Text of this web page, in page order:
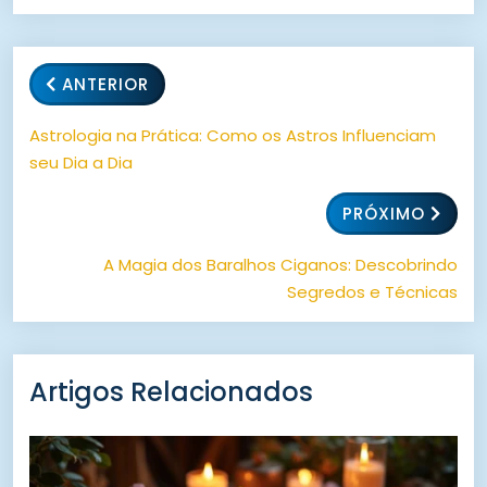
ANTERIOR
Astrologia na Prática: Como os Astros Influenciam
seu Dia a Dia
PRÓXIMO
A Magia dos Baralhos Ciganos: Descobrindo
Segredos e Técnicas
Artigos Relacionados